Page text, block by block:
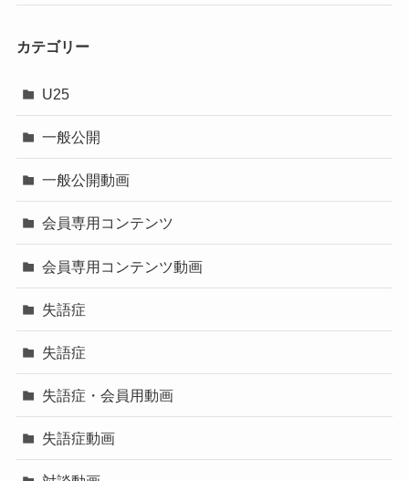
カテゴリー
U25
一般公開
一般公開動画
会員専用コンテンツ
会員専用コンテンツ動画
失語症
失語症
失語症・会員用動画
失語症動画